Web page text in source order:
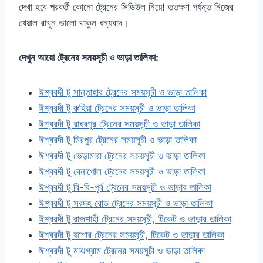
দেখা হবে পরবর্তী কোনো ট্রেনের সিডিউল নিয়ে! ততক্ষণ পর্যন্ত নিজের
খেয়াল রাখুন ভালো থাকুন ধন্যবাদ।
দেখুন আরো ট্রেনের সময়সূচী ও ভাড়া তালিকা:
ঈশ্বরদী টু সান্তাহার ট্রেনের সময়সূচী ও ভাড়া তালিকা
ঈশ্বরদী টু রুহিয়া ট্রেনের সময়সূচী ও ভাড়া তালিকা
ঈশ্বরদী টু রাঘবপুর ট্রেনের সময়সূচী ও ভাড়া তালিকা
ঈশ্বরদী টু মিরপুর ট্রেনের সময়সূচী ও ভাড়া তালিকা
ঈশ্বরদী টু ভেড়ামারা ট্রেনের সময়সূচী ও ভাড়া তালিকা
ঈশ্বরদী টু বেনাপোল ট্রেনের সময়সূচী ও ভাড়া তালিকা
ঈশ্বরদী টু বি-বি-পৃর্ব ট্রেনের সময়সূচী ও ভাড়ার তালিকা
ঈশ্বরদী টু সরদহ রোড ট্রেনের সময়সূচী ও ভাড়া তালিকা
ঈশ্বরদী টু রাজশাহী ট্রেনের সময়সূচী, টিকেট ও ভাড়ার তালিকা
ঈশ্বরদী টু যশোর ট্রেনের সময়সূচী, টিকেট ও ভাড়ার তালিকা
ঈশ্বরদী টু মাঝগ্রাম ট্রেনের সময়সূচী ও ভাড়া তালিকা